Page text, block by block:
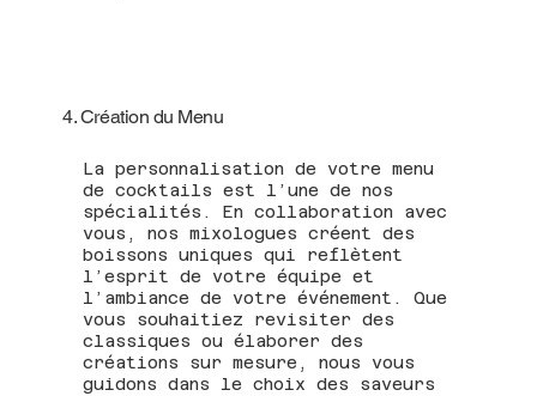
4. Création du Menu
La personnalisation de votre menu
de cocktails est l’une de nos
spécialités. En collaboration avec
vous, nos mixologues créent des
boissons uniques qui reflètent
l’esprit de votre équipe et
l’ambiance de votre événement. Que
vous souhaitiez revisiter des
classiques ou élaborer des
créations sur mesure, nous vous
guidons dans le choix des saveurs